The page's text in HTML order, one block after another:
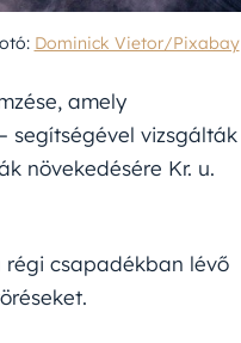
Dominick Vietor/Pixabay
amely
segítségével vizsgálták
növekedésére Kr. u.
csapadékban lévő